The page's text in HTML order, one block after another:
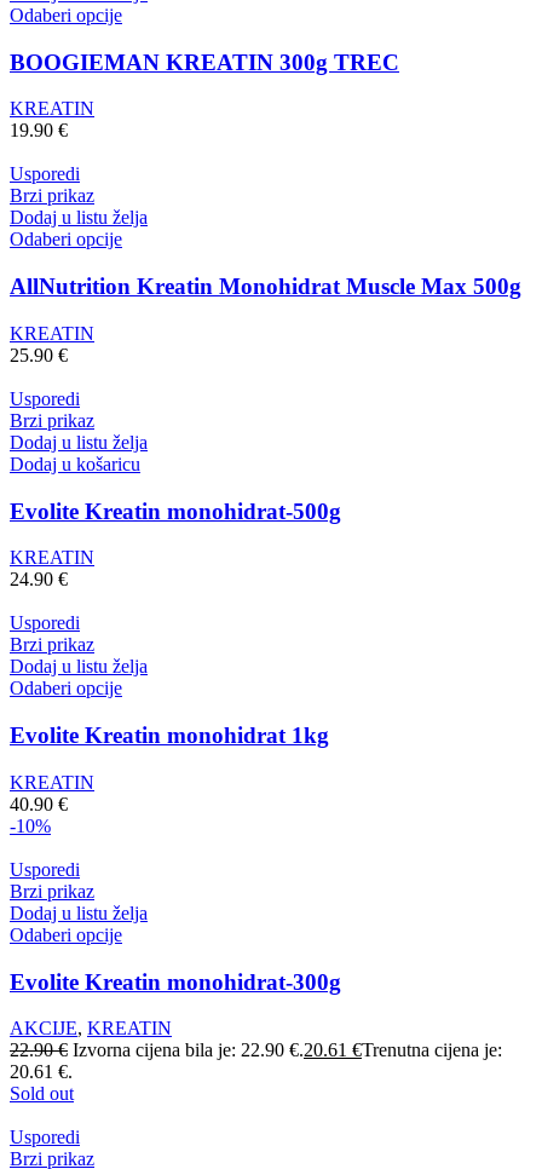
Odaberi opcije
BOOGIEMAN KREATIN 300g TREC
KREATIN
19.90 €
Usporedi
Brzi prikaz
Dodaj u listu želja
Odaberi opcije
AllNutrition Kreatin Monohidrat Muscle Max 500g
KREATIN
25.90 €
Usporedi
Brzi prikaz
Dodaj u listu želja
Dodaj u košaricu
Evolite Kreatin monohidrat-500g
KREATIN
24.90 €
Usporedi
Brzi prikaz
Dodaj u listu želja
Odaberi opcije
Evolite Kreatin monohidrat 1kg
KREATIN
40.90 €
-10%
Usporedi
Brzi prikaz
Dodaj u listu želja
Odaberi opcije
Evolite Kreatin monohidrat-300g
AKCIJE, KREATIN
22.90€ Izvorna cijena bila je: 22.90 €.20.61 €Trenutna cijena je:
20.61 €.
Sold out
Usporedi
Brzi prikaz